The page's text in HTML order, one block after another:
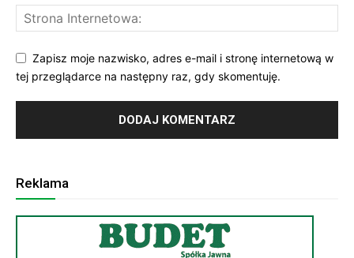
Zapisz moje nazwisko, adres e-mail i stronę internetową w
tej przeglądarce na następny raz, gdy skomentuję.
Reklama